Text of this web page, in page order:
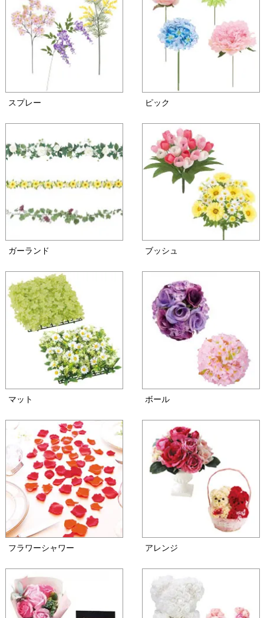
スプレー ピック
ガーランド ブッシュ
マット ボール
フラワーシャワー アレンジ